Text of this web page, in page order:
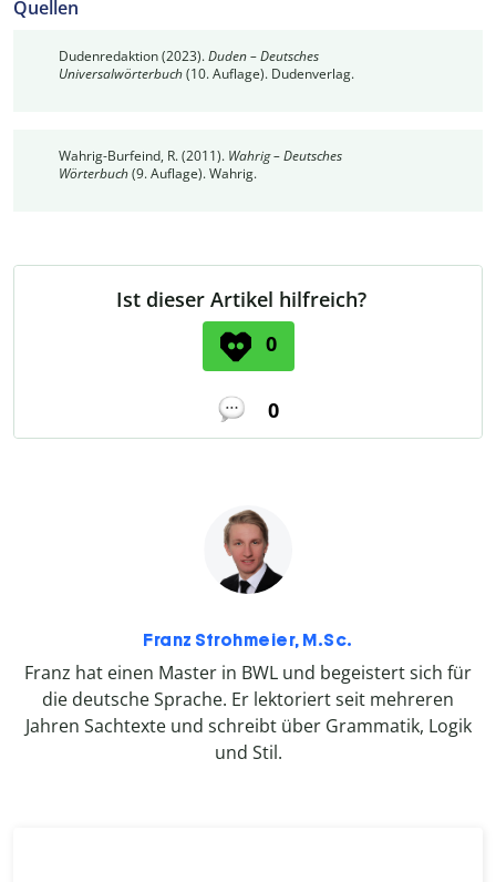
Quellen
Dudenredaktion (2023).Duden – Deutsches
Universalwörterbuch(10. Auflage). Dudenverlag.
Wahrig-Burfeind, R. (2011). Wahrig – Deutsches
Wörterbuch(9. Auflage). Wahrig.
Ist dieser Artikel hilfreich?
0
0
Franz Strohmeier, M.Sc.
Franz hat einen Master in BWL und begeistert sich für
die deutsche Sprache. Er lektoriert seit mehreren
Jahren Sachtexte und schreibt über Grammatik, Logik
und Stil.